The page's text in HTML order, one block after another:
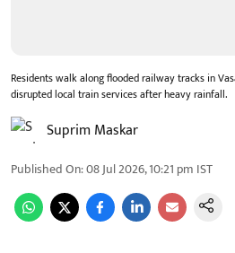
Residents walk along flooded railway tracks in
disrupted local train services after heavy rainfall.
Suprim Maskar
Published On:08 Jul 2026, 10:21 pm IST